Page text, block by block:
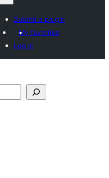
Submit a plugin
My favorites
Log in